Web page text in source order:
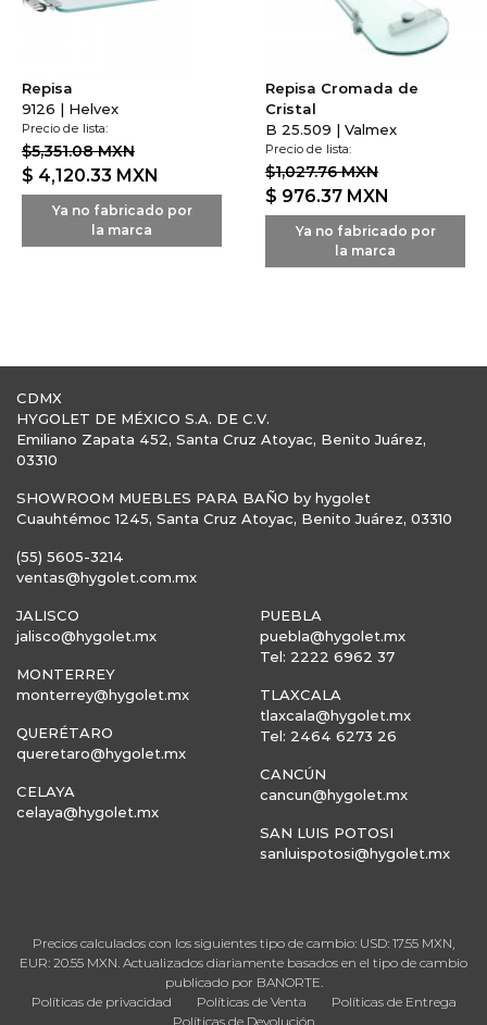
Repisa
9126 | Helvex
Precio de lista:
$5,351.08 MXN
$ 4,120.33 MXN
Ya no fabricado por
la marca
Repisa Cromada de
Cristal
B 25.509 | Valmex
Precio de lista:
$1,027.76 MXN
$ 976.37 MXN
Ya no fabricado por
la marca
CDMX
HYGOLET DE MÉXICO S.A. DE C.V.
Emiliano Zapata 452, Santa Cruz Atoyac, Benito Juárez,
03310
SHOWROOM MUEBLES PARA BAÑO by hygolet
Cuauhtémoc 1245, Santa Cruz Atoyac, Benito Juárez, 03310
(55) 5605-3214
ventas@hygolet.com.mx
JALISCO
jalisco@hygolet.mx
MONTERREY
monterrey@hygolet.mx
QUERÉTARO
queretaro@hygolet.mx
CELAYA
celaya@hygolet.mx
PUEBLA
puebla@hygolet.mx
Tel: 2222 6962 37
TLAXCALA
tlaxcala@hygolet.mx
Tel: 2464 6273 26
CANCÚN
cancun@hygolet.mx
SAN LUIS POTOSI
sanluispotosi@hygolet.mx
Precios calculados con los siguientes tipo de cambio: USD: 17.55 MXN,
EUR: 20.55 MXN. Actualizados diariamente basados en el tipo de cambio
publicado por BANORTE.
Políticas de privacidad
Políticas de Venta
Políticas de Entrega
Políticas de Devolución